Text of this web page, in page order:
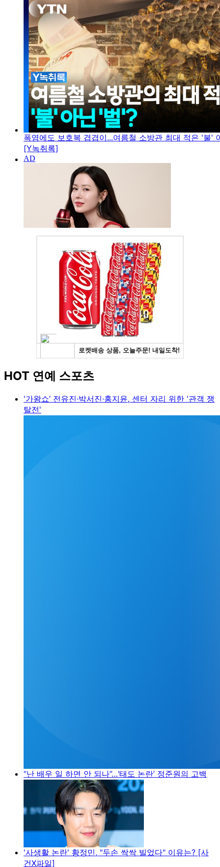
폭염에도 보호복 겹겹이...여름철 소방관 최대 적은 '불'
[Y녹취록]
HOT 연예 스포츠
'가왕쇼’ 전유진·박서진·홍지윤, 센터 자리 위한 '관객 쟁
탈전'
“난 배우 일 하면 안 되나”…‘태도 논란’ 정준원의 고백
'사생활 논란' 황정민, "두손 싹싹 빌었다" 이유는? [사
건X파일]